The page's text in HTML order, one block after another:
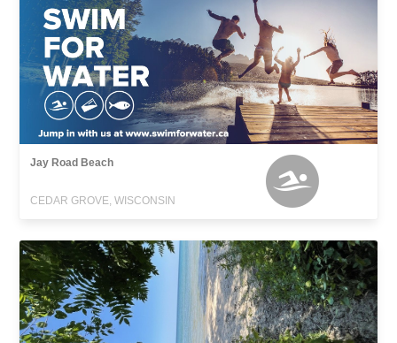
Jay Road Beach
CEDAR GROVE, WISCONSIN